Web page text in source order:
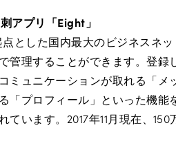
アプリ「Eight」
とした国内最大のビジネスネ
管理することができます。登録
ミュニケーションが取れる「
「プロフィール」といった機
ています。2017年11月現在、